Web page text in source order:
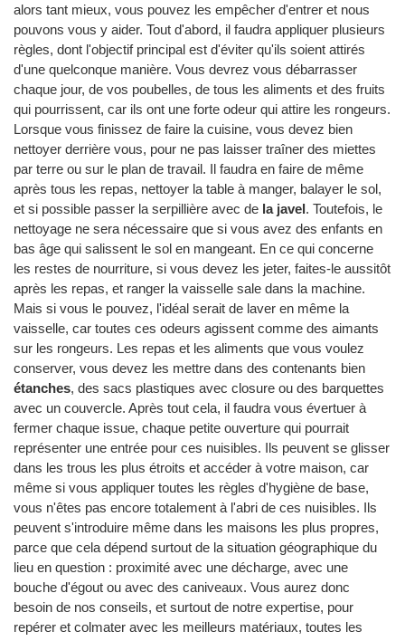
alors tant mieux, vous pouvez les empêcher d'entrer et nous
pouvons vous y aider. Tout d'abord, il faudra appliquer plusieurs
règles, dont l'objectif principal est d'éviter qu'ils soient attirés
d'une quelconque manière. Vous devrez vous débarrasser
chaque jour, de vos poubelles, de tous les aliments et des fruits
qui pourrissent, car ils ont une forte odeur qui attire les rongeurs.
Lorsque vous finissez de faire la cuisine, vous devez bien
nettoyer derrière vous, pour ne pas laisser traîner des miettes
par terre ou sur le plan de travail. Il faudra en faire de même
après tous les repas, nettoyer la table à manger, balayer le sol,
et si possible passer la serpillière avec de la javel. Toutefois, le
nettoyage ne sera nécessaire que si vous avez des enfants en
bas âge qui salissent le sol en mangeant. En ce qui concerne
les restes de nourriture, si vous devez les jeter, faites-le aussitôt
après les repas, et ranger la vaisselle sale dans la machine.
Mais si vous le pouvez, l'idéal serait de laver en même la
vaisselle, car toutes ces odeurs agissent comme des aimants
sur les rongeurs. Les repas et les aliments que vous voulez
conserver, vous devez les mettre dans des contenants bien
étanches, des sacs plastiques avec closure ou des barquettes
avec un couvercle. Après tout cela, il faudra vous évertuer à
fermer chaque issue, chaque petite ouverture qui pourrait
représenter une entrée pour ces nuisibles. Ils peuvent se glisser
dans les trous les plus étroits et accéder à votre maison, car
même si vous appliquer toutes les règles d'hygiène de base,
vous n'êtes pas encore totalement à l'abri de ces nuisibles. Ils
peuvent s'introduire même dans les maisons les plus propres,
parce que cela dépend surtout de la situation géographique du
lieu en question : proximité avec une décharge, avec une
bouche d'égout ou avec des caniveaux. Vous aurez donc
besoin de nos conseils, et surtout de notre expertise, pour
repérer et colmater avec les meilleurs matériaux, toutes les